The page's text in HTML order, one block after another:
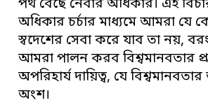
পথ বেছে নেবার অধিকার। এই
অধিকার চর্চার মাধ্যমে আমরা যে
স্বদেশের সেবা করে যাব তা নয়,
আমরা পালন করব বিশ্বমানবতার
অপরিহার্য দায়িত্ব, যে
অংশ।